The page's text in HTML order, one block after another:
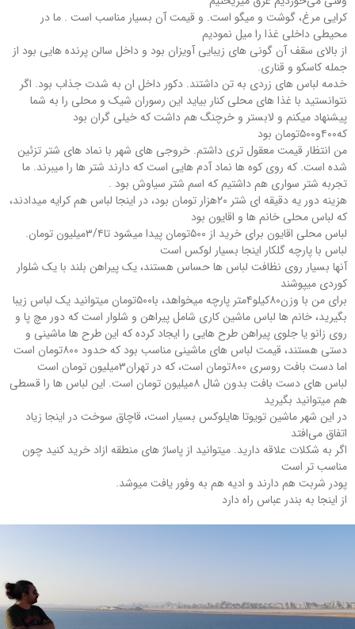
کرایی مرغ، گوشت و میگو است. و قیمت آن بسیار مناسب است . ما در
محیطی داخلی غذا را میل نمودیم
از بالای سقف آن گونی های زیبایی آویزان بود و داخل سالن پرنده هایی بود از
جمله کاسکو و قناری.
خدمه لباس های زردی به تن داشتند. دکور داخل ان به شدت جذاب بود. اگر
نتوانستید با غذا های محلی کنار بیاید این رسوران شیک و محلی را به شما
پیشنهاد میکنم و لابستر و خرچنگ هم داشت که خیلی گران بود
که۴۰۰و۵۰۰تومان بود
من انتظار قیمت معقول تری داشتم. خروجی های شهر با نماد های شتر تزئین
شده است. که روی کوه ها نماد آدم هایی است که دارند شتر ها را میبرند. ما
تجربه شتر سواری هم داشتیم که اسم شتر سیاوش بود .
هزینه دور یه دقیقه ای شتر ۲۰هزار تومان بود، در اینجا لباس هم کرایه میدادند،
که لباس محلی خانم ها و اقایون بود
لباس محلی اقایون برای خرید از ۵۰۰تومان پیدا میشود تا۳/۴میلیون تومان.
لباس با پارچه گلکار اینجا بسیار لوکس است
آنها بسیار روی نظافت لباس ها حساس هستند، یک پیراهن بلند با یک شلوار
کوردی میپوشند
برای من با وزن۸۰کیلو۴متر پارچه میخواهد، با۵۰۰تومان میتوانید یک لباس زیبا
بگیرید، خانم ها لباس ماشین کاری شامل پیراهن و شلوار است که دور مچ پا و
روی زانو یا جلوی پیراهن طرح هایی را ایجاد کرده که این طرح ها ماشینی و
دستی هستند، قیمت لباس های ماشینی مناسب بود که حدود ۸۰۰تومان است
اما دست بافت روسری ۸۰۰تومان است، که در تهران۳میلیون تومان است
لباس های دست بافت بدون شال ۸میلیون تومان است. این لباس ها را قسطی
هم میتوانید بگیرید
در این شهر ماشین تویوتا هایلوکس بسیار است، قاچاق سوخت در اینجا زیاد
اتفاق می‌افتد
اگر به شکلات علاقه دارید. میتوانید از پاساژ های منطقه ازاد خرید کنید چون
مناسب تر است
پودر شربت هم دارند و ادیه هم به وفور یافت میوشد.
از اینجا به بندر عباس راه دارد